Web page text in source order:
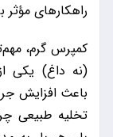
راهکارهای مؤثر
کمپرس گرم،
(نه داغ) یکی
باعث افزایش